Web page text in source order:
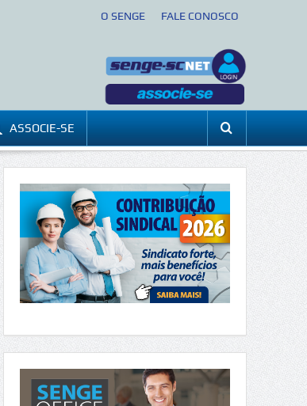
O SENGE FALE CONOSCO
ASSOCIE-SE